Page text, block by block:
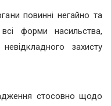
повинні негайно та
форми насильства,
захисту
стосовно щодо